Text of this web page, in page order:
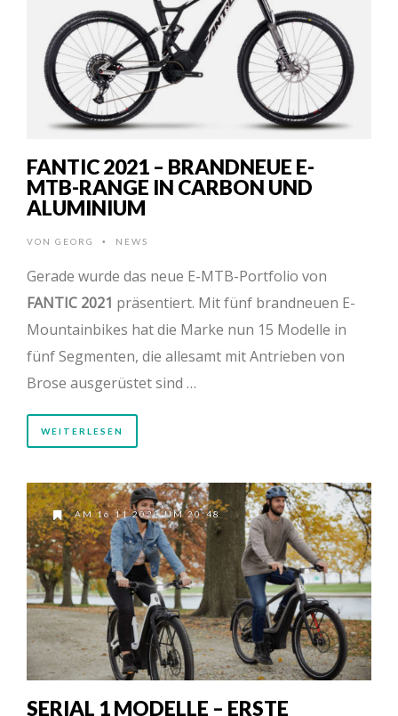
FANTIC 2021 – BRANDNEUE E-
MTB-RANGE IN CARBON UND
ALUMINIUM
VON GEORG • NEWS
Gerade wurde das neue E-MTB-Portfolio von
FANTIC 2021 präsentiert. Mit fünf brandneuen E-
Mountainbikes hat die Marke nun 15 Modelle in
fünf Segmenten, die allesamt mit Antrieben von
Brose ausgerüstet sind …
WEITERLESEN
AM 16.11.2020 UM 20:48
SERIAL 1 MODELLE – ERSTE